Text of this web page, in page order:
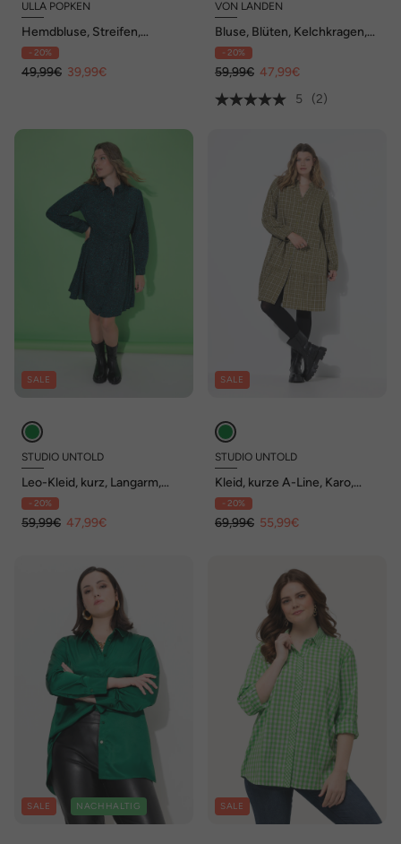
ULLA POPKEN
Hemdbluse, Streifen,
Hemdkragen, A-Linie,
Langarm
- 20%
49,99€ 39,99€
VON LANDEN
Bluse, Blüten, Kelchkragen,
V-Ausschnitt, Langarm
- 20%
59,99€ 47,99€
5
(2)
SALE
STUDIO UNTOLD
Leo-Kleid, kurz, Langarm,
Knopfleiste
- 20%
59,99€ 47,99€
SALE
STUDIO UNTOLD
Kleid, kurze A-Line, Karo,
Saumvolant, Knopfleiste
- 20%
69,99€ 55,99€
SALE NACHHALTIG SALE